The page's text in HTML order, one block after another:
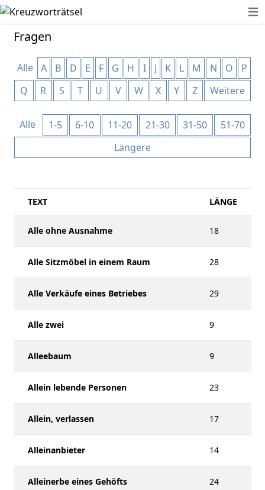
Fragen
Alle A B D E F G H I J K L M N O
P
Q
R S T U V W X Y Z Weitere
Alle 1-5 6-10 11-20 21-30 31-50
51-70
Längere
TEXT LÄNGE
Alle ohne Ausnahme 18
Alle Sitzmöbel in einem Raum 28
Alle Verkäufe eines Betriebes 29
Alle zwei 9
Alleebaum 9
Allein lebende Personen 23
Allein, verlassen 17
Alleinanbieter 14
Alleinerbe eines Gehöfts 24